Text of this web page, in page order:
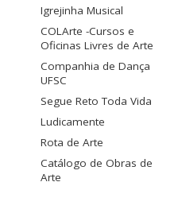
Igrejinha Musical
COLArte -Cursos e
Oficinas Livres de Arte
Companhia de Dança
UFSC
Segue Reto Toda Vida
Ludicamente
Rota de Arte
Catálogo de Obras de
Arte